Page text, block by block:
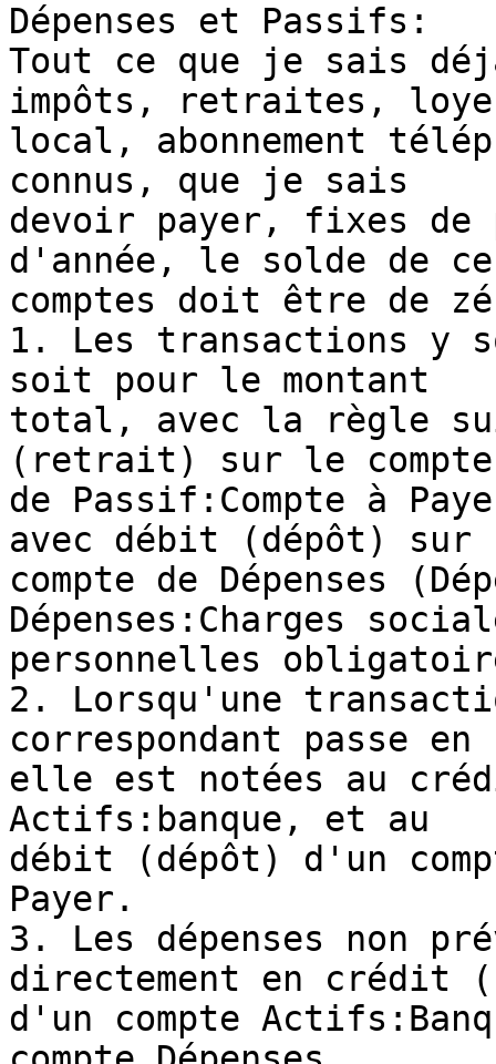
Dépenses et Passifs:
Tout ce que je sais
impôts, retraites,
local, abonnement
connus, que je sais
devoir payer, fixes
d'année, le solde de
comptes doit être de
1. Les transactions y
soit pour le montant
total, avec la règle
(retrait) sur le compte
de Passif:Compte à
avec débit (dépôt) sur
compte de Dépenses
Dépenses:Charges
personnelles
2. Lorsqu'une
correspondant passe en
elle est notées au
Actifs:banque, et au
débit (dépôt) d'un
Payer.
3. Les dépenses non
directement en crédit
d'un compte